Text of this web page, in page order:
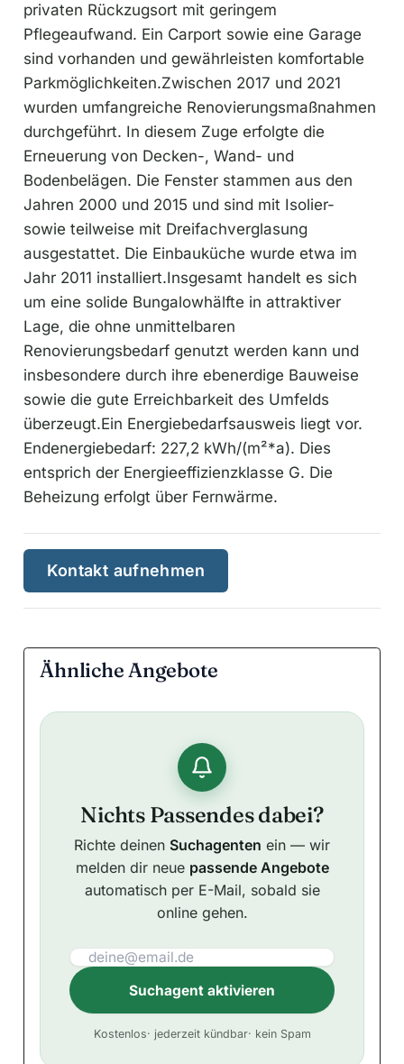
privaten Rückzugsort mit geringem
Pflegeaufwand. Ein Carport sowie eine Garage
sind vorhanden und gewährleisten komfortable
Parkmöglichkeiten.Zwischen 2017 und 2021
wurden umfangreiche Renovierungsmaßnahmen
durchgeführt. In diesem Zuge erfolgte die
Erneuerung von Decken-, Wand- und
Bodenbelägen. Die Fenster stammen aus den
Jahren 2000 und 2015 und sind mit Isolier-
sowie teilweise mit Dreifachverglasung
ausgestattet. Die Einbauküche wurde etwa im
Jahr 2011 installiert.Insgesamt handelt es sich
um eine solide Bungalowhälfte in attraktiver
Lage, die ohne unmittelbaren
Renovierungsbedarf genutzt werden kann und
insbesondere durch ihre ebenerdige Bauweise
sowie die gute Erreichbarkeit des Umfelds
überzeugt.Ein Energiebedarfsausweis liegt vor.
Endenergiebedarf: 227,2 kWh/(m²*a). Dies
entsprich der Energieeffizienzklasse G. Die
Beheizung erfolgt über Fernwärme.
Kontakt aufnehmen
Ähnliche Angebote
Nichts Passendes dabei?
Richte deinen Suchagenten ein — wir
melden dir neue passende Angebote
automatisch per E-Mail, sobald sie
online gehen.
Suchagent aktivieren
Kostenlos· jederzeit kündbar· kein Spam